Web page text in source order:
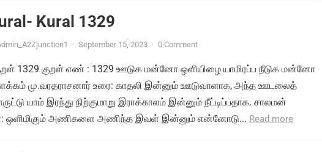
Kural 1329
· September 15, 2023 · 0 Comment
1329 குறள் எண் : 1329 ஊடுக மன்னோ ஒளியிழை யாமிரப்ப நீடுக மன்னோ
மு.வரதராசனார் உரை: காதலி இன்னும் ஊடுவாளாக, அந்த ஊடலைத்
யாம் இரந்து நிற்குமாறு இராக்காலம் இன்னும் நீட்டிப்பதாக. சாலமன்
ஒளிமிகும் அணிகளை அணிந்த இவள் இன்னும் என்னோடு... Read more